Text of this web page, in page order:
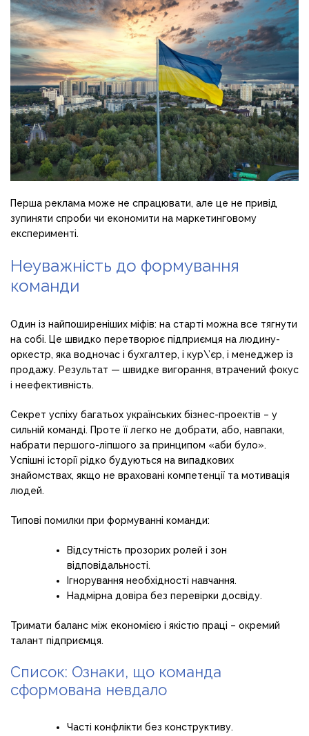
Перша реклама може не спрацювати, але це не привід
зупиняти спроби чи економити на маркетинговому
експерименті.
Неуважність до формування
команди
Один із найпоширеніших міфів: на старті можна все тягнути
на собі. Це швидко перетворює підприємця на людину-
оркестр, яка водночас і бухгалтер, і кур\’єр, і менеджер із
продажу. Результат — швидке вигорання, втрачений фокус
і неефективність.
Секрет успіху багатьох українських бізнес-проектів – у
сильній команді. Проте її легко не добрати, або, навпаки,
набрати першого-ліпшого за принципом «аби було».
Успішні історії рідко будуються на випадкових
знайомствах, якщо не враховані компетенції та мотивація
людей.
Типові помилки при формуванні команди:
Відсутність прозорих ролей і зон
відповідальності.
Ігнорування необхідності навчання.
Надмірна довіра без перевірки досвіду.
Тримати баланс між економією і якістю праці – окремий
талант підприємця.
Список: Ознаки, що команда
сформована невдало
Часті конфлікти без конструктиву.